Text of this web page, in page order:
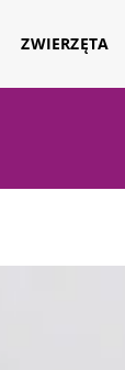
ZWIERZĘTA